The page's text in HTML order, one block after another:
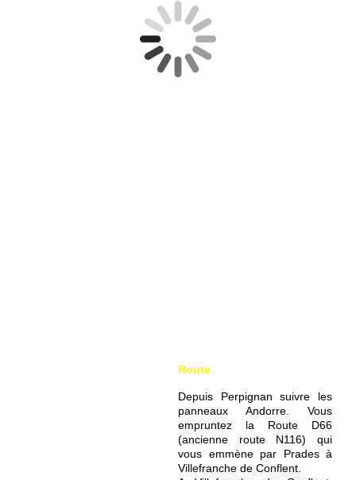
Route
Depuis Perpignan suivre les
panneaux Andorre. Vous
empruntez la Route D66
(ancienne route N116) qui
vous emmène par Prades à
Villefranche de Conflent.